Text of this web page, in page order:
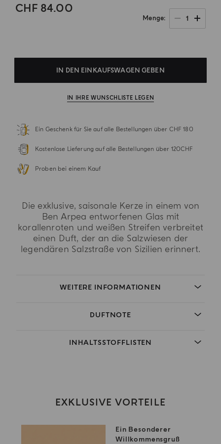
CHF 84.00
Menge 1
IN DEN EINKAUFSWAGEN GEBEN
IN IHRE WUNSCHLISTE LEGEN
Ein Geschenk für Sie auf alle Bestellungen über CHF 180
Kostenlose Lieferung auf alle Bestellungen über 120CHF
Proben bei einem Kauf
Die exklusive, saisonale Kerze in einem von
Ben Arpea entworfenen Glas mit
korallenroten und weißen Streifen verbreitet
einen Duft, der an die Salzwiesen der
legendären Salzstraße von Sizilien erinnert.
WEITERE INFORMATIONEN
DUFTNOTE
INHALTSSTOFFLISTEN
EXKLUSIVE VORTEILE
Ein Besonderer
Willkommensgruß